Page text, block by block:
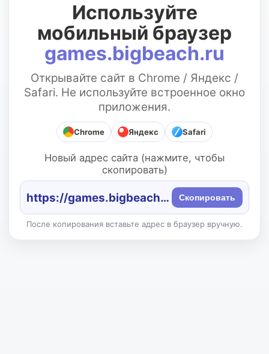
Используйте
мобильный браузер
games.bigbeach.ru
Открывайте сайт в Chrome / Яндекс /
Safari. Не используйте встроенное окно
приложения.
Chrome Яндекс Safari
Новый адрес сайта (нажмите, чтобы
скопировать)
https://games.bigbeach.ru/ Скопировать
После копирования вставьте адрес в браузер вручную.